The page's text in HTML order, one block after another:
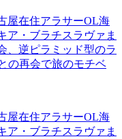
屋在住アラサーOL海
ア・ブラチスラヴァま
、逆ピラミッド型のラ
の再会で旅のモチベ
屋在住アラサーOL海
ア・ブラチスラヴァま